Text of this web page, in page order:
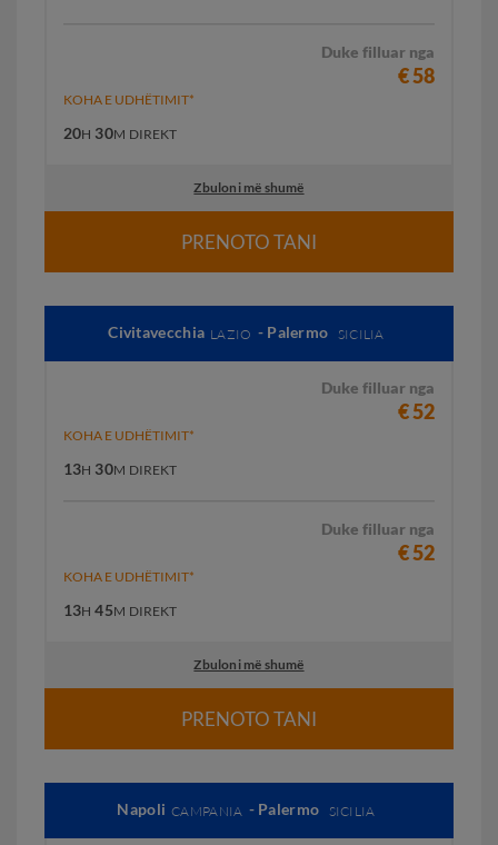
Duke filluar nga
€ 58
KOHA E UDHËTIMIT*
20H 30M DIREKT
Zbuloni më shumë
PRENOTO TANI
Civitavecchia LAZIO - Palermo SICILIA
Duke filluar nga
€ 52
KOHA E UDHËTIMIT*
13H 30M DIREKT
Duke filluar nga
€ 52
KOHA E UDHËTIMIT*
13H 45M DIREKT
Zbuloni më shumë
PRENOTO TANI
Napoli CAMPANIA - Palermo SICILIA